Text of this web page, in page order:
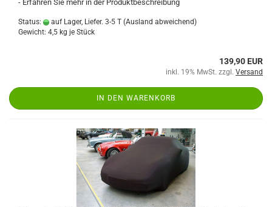
- Erfahren Sie mehr in der Produktbeschreibung
Status: auf Lager, Liefer. 3-5 T (Ausland abweichend)
Gewicht: 4,5 kg je Stück
139,90 EUR
inkl. 19% MwSt. zzgl. Versand
IN DEN WARENKORB